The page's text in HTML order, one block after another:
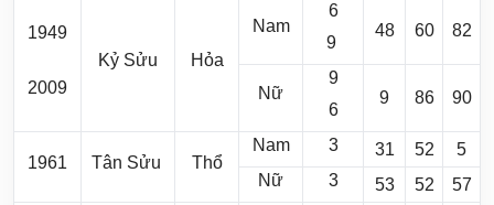
1949
2009
Kỷ Sửu Hỏa
Nam
6
9
48 60 82
Nữ
9
6
9 86 90
1961 Tân Sửu Thổ
Nam 3 31 52
5
Nữ
3 53 52 57